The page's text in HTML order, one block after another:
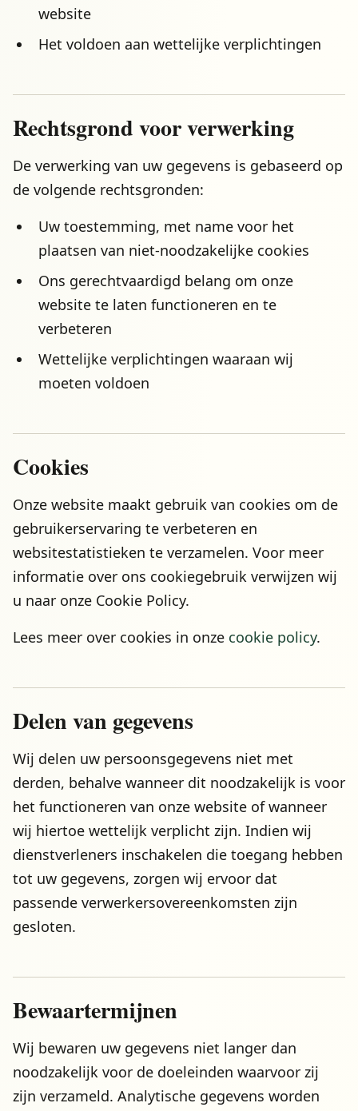
website
Het voldoen aan wettelijke verplichtingen
Rechtsgrond voor verwerking
De verwerking van uw gegevens is gebaseerd op
de volgende rechtsgronden:
Uw toestemming, met name voor het
plaatsen van niet-noodzakelijke cookies
Ons gerechtvaardigd belang om onze
website te laten functioneren en te
verbeteren
Wettelijke verplichtingen waaraan wij
moeten voldoen
Cookies
Onze website maakt gebruik van cookies om de
gebruikerservaring te verbeteren en
websitestatistieken te verzamelen. Voor meer
informatie over ons cookiegebruik verwijzen wij
u naar onze Cookie Policy.
Lees meer over cookies in onze cookie policy.
Delen van gegevens
Wij delen uw persoonsgegevens niet met
derden, behalve wanneer dit noodzakelijk is voor
het functioneren van onze website of wanneer
wij hiertoe wettelijk verplicht zijn. Indien wij
dienstverleners inschakelen die toegang hebben
tot uw gegevens, zorgen wij ervoor dat
passende verwerkersovereenkomsten zijn
gesloten.
Bewaartermijnen
Wij bewaren uw gegevens niet langer dan
noodzakelijk voor de doeleinden waarvoor zij
zijn verzameld. Analytische gegevens worden